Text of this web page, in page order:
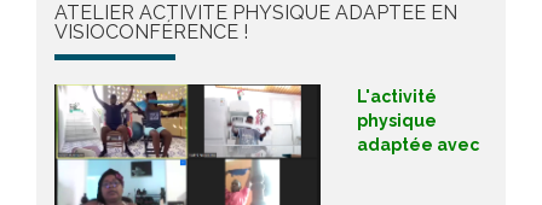
ATELIER ACTIVITE PHYSIQUE ADAPTEE EN
VISIOCONFÉRENCE !
L'activité
physique
adaptée avec